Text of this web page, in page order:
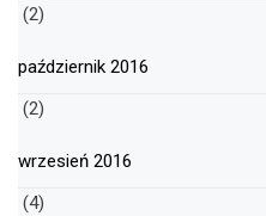
(2)
październik 2016
(2)
wrzesień 2016
(4)